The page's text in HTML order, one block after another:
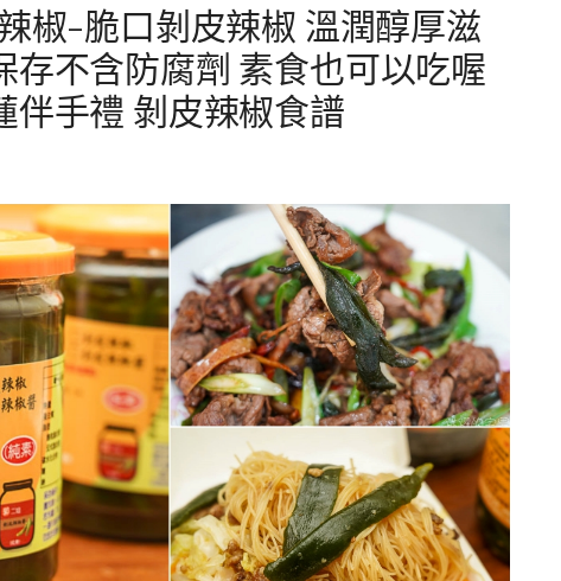
椒-脆口剝皮辣椒 溫潤醇厚滋
存不含防腐劑 素食也可以吃喔
伴手禮 剝皮辣椒食譜